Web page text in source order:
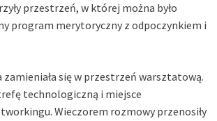
przestrzeń, w której można było
program merytoryczny z odpoczynkiem i
zamieniała się w przestrzeń warsztatową.
technologiczną i miejsce
Wieczorem rozmowy przenosiły